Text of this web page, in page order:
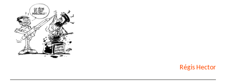
Régis Hector